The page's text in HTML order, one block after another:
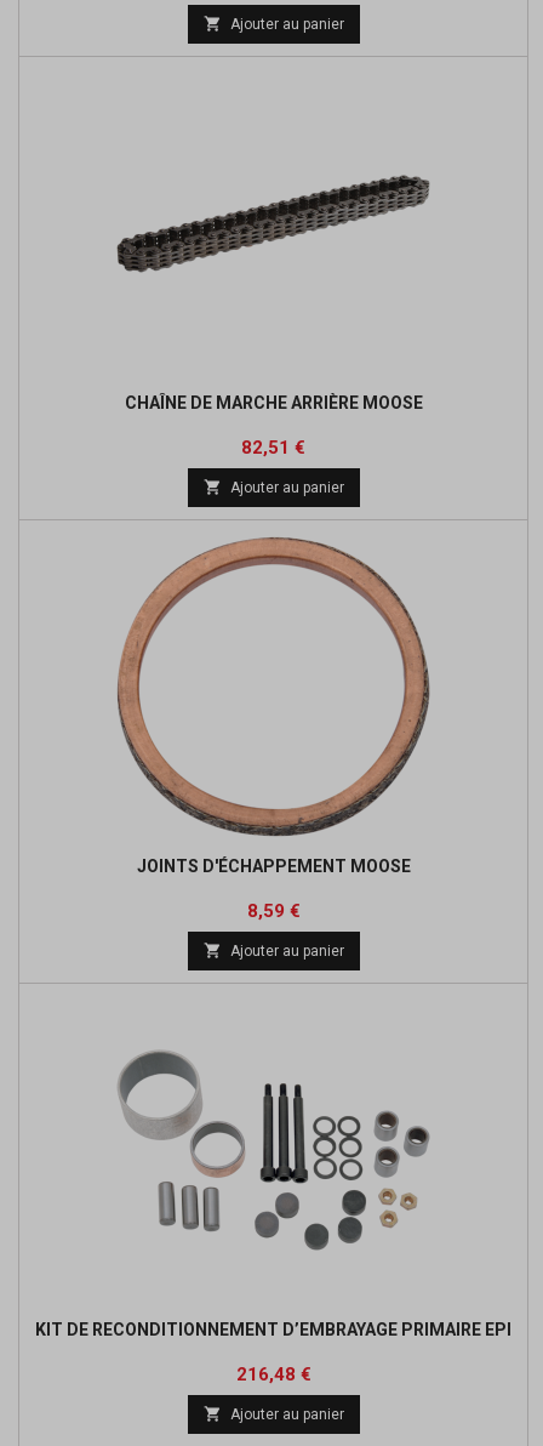
base
 Ajouter au panier
CHAÎNE DE MARCHE ARRIÈRE MOOSE
Prix
82,51 €
base
 Ajouter au panier
JOINTS D'ÉCHAPPEMENT MOOSE
Prix
8,59 €Prix
base
 Ajouter au panier
KIT DE RECONDITIONNEMENT D’EMBRAYAGE PRIMAIRE EPI
Prix
216,48 €Prix
de
base
 Ajouter au panier